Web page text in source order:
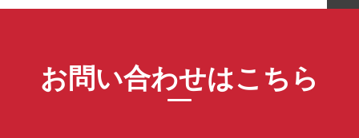
お問い合わせはこちら